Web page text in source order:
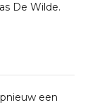
De Wilde.
een